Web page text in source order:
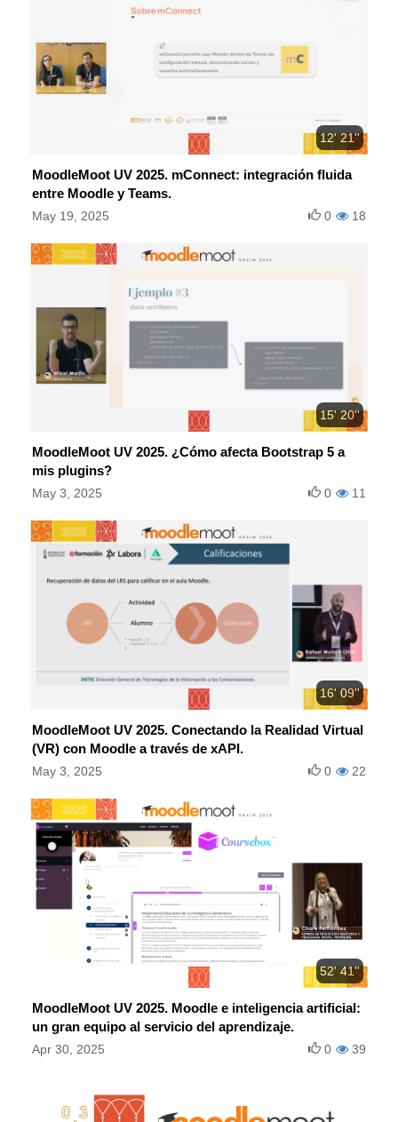
12' 21''
MoodleMoot UV 2025. mConnect: integración fluida
entre Moodle y Teams.
May 19, 2025 18
0
15' 20''
MoodleMoot UV 2025. ¿Cómo afecta Bootstrap 5 a
mis plugins?
May 3, 2025 11
0
16' 09''
MoodleMoot UV 2025. Conectando la Realidad Virtual
(VR) con Moodle a través de xAPI.
May 3, 2025 22
0
52' 41''
MoodleMoot UV 2025. Moodle e inteligencia artificial:
un gran equipo al servicio del aprendizaje.
Apr 30, 2025 39
0